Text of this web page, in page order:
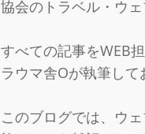
協会のトラベル・ウェ
すべての記事をWEB
ラウマ舎Oが執筆して
このブログでは、ウ